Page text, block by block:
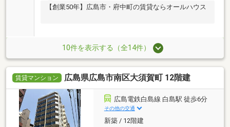
【創業50年】広島市・府中町の賃貸ならオールハウス
10件を表示する（全14件）
賃貸マンション 広島県広島市南区大須賀町 12階建
広島電鉄白島線 白島駅 徒歩6分
その他の交通
新築 / 12階建